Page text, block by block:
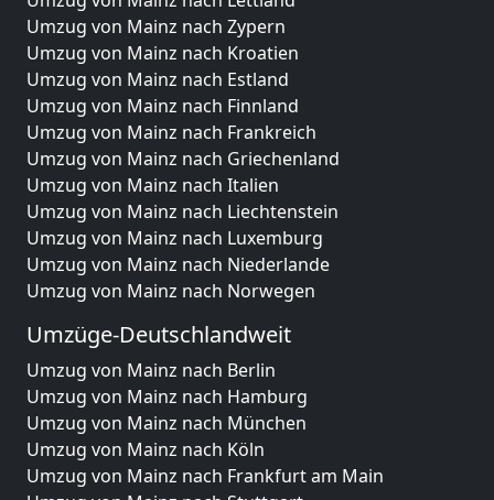
Umzug von Mainz nach Zypern
Umzug von Mainz nach Kroatien
Umzug von Mainz nach Estland
Umzug von Mainz nach Finnland
Umzug von Mainz nach Frankreich
Umzug von Mainz nach Griechenland
Umzug von Mainz nach Italien
Umzug von Mainz nach Liechtenstein
Umzug von Mainz nach Luxemburg
Umzug von Mainz nach Niederlande
Umzug von Mainz nach Norwegen
Umzüge-Deutschlandweit
Umzug von Mainz nach Berlin
Umzug von Mainz nach Hamburg
Umzug von Mainz nach München
Umzug von Mainz nach Köln
Umzug von Mainz nach Frankfurt am Main